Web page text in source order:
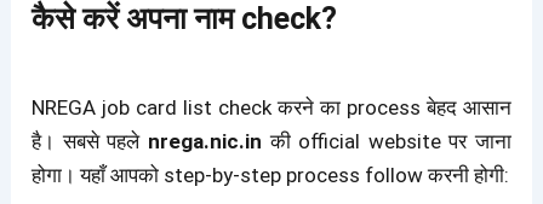
कैसे करें अपना नाम check?
NREGA job card list check करने का process बेहद आसान
है। सबसे पहले nrega.nic.in की official website पर जाना
होगा । यहाँ आपको step-by-step process follow करनी होगी: